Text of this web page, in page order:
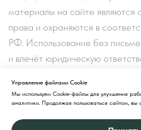
Управление файлами Cookie
Мы используем Cookie-файлы для улучшения
аналитики. Продолжая пользоваться сайтом, вы